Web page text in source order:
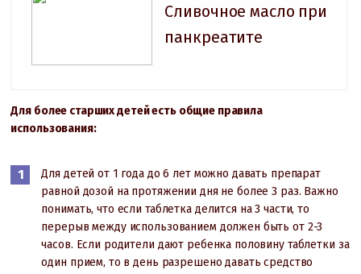
Сливочное масло при
панкреатите
Для более старших детей есть общие правила
использования:
Для детей от 1 года до 6 лет можно давать препарат
равной дозой на протяжении дня не более 3 раз. Важно
понимать, что если таблетка делится на 3 части, то
перерыв между использованием должен быть от 2-3
часов. Если родители дают ребенка половину таблетки за
один прием, то в день разрешено давать средство